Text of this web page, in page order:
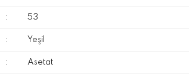
: 53
: Yeşil
: Asetat